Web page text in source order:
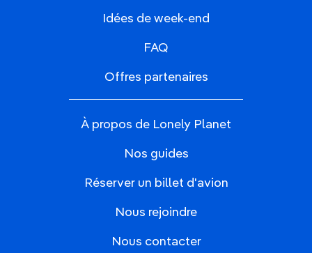
Idées de week-end
FAQ
Offres partenaires
À propos de Lonely Planet
Nos guides
Réserver un billet d'avion
Nous rejoindre
Nous contacter